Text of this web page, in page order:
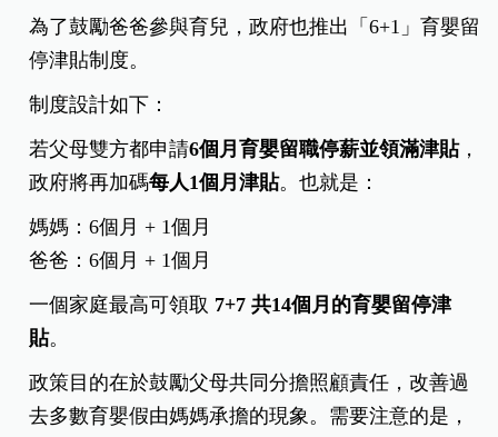
為了鼓勵爸爸參與育兒，政府也推出「6+1」育嬰留
停津貼制度。
制度設計如下：
若父母雙方都申請6個月育嬰留職停薪並領滿津貼，
政府將再加碼每人1個月津貼。也就是：
媽媽：6個月 + 1個月
爸爸：6個月 + 1個月
一個家庭最高可領取 7+7共14個月的育嬰留停津
貼。
政策目的在於鼓勵父母共同分擔照顧責任，改善過
去多數育嬰假由媽媽承擔的現象。需要注意的是，